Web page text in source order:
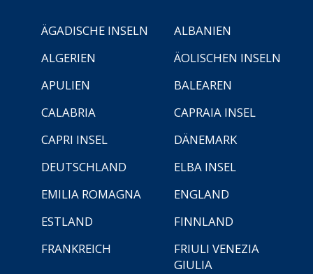
ÄGADISCHE INSELN
ALBANIEN
ALGERIEN
ÄOLISCHEN INSELN
APULIEN
BALEAREN
CALABRIA
CAPRAIA INSEL
CAPRI INSEL
DÄNEMARK
DEUTSCHLAND
ELBA INSEL
EMILIA ROMAGNA
ENGLAND
ESTLAND
FINNLAND
FRANKREICH
FRIULI VENEZIA
GIULIA